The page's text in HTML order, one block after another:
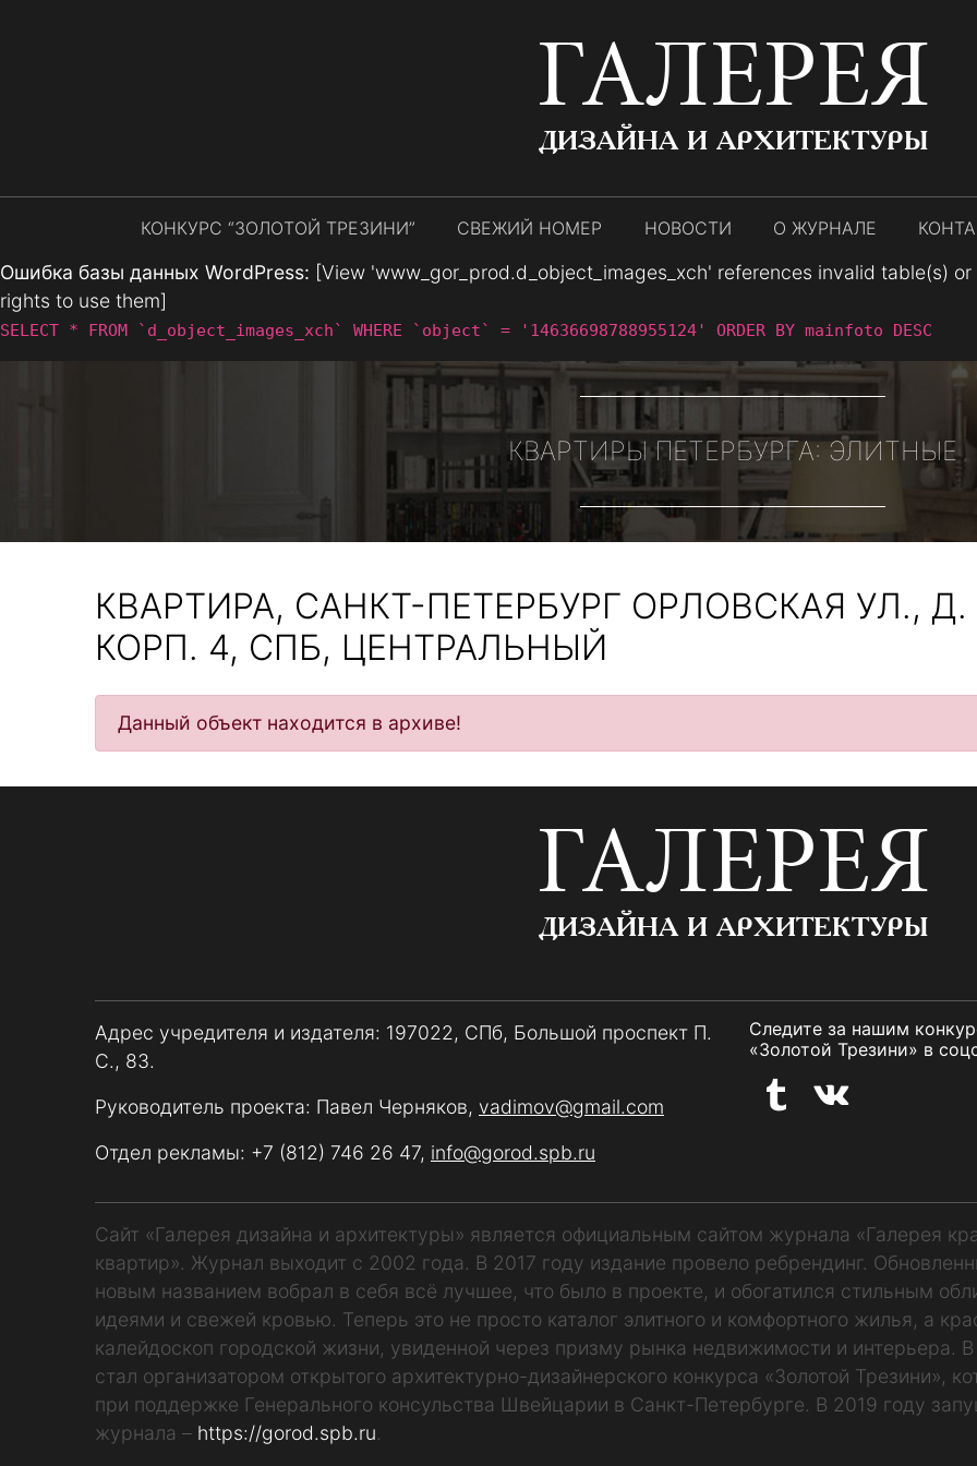
ГАЛЕРЕЯ
ДИЗАЙНА И АРХИТЕКТУРЫ
КОНКУРС “ЗОЛОТОЙ ТРЕЗИНИ” СВЕЖИЙ НОМЕР НОВОСТИ О ЖУРНАЛЕ
Ошибка базы данных WordPress: [View 'www_gor_prod.d_object_images_xch' references invalid table(s)
rights to use them]
SELECT * FROM `d_object_images_xch` WHERE `object` = '14636698788955124' ORDER BY mainfoto DESC
КВАРТИРЫ ПЕТЕРБУРГА: ЭЛИТНЫЕ
КВАРТИРА, САНКТ-ПЕТЕРБУРГ ОРЛОВСКАЯ УЛ., Д.
КОРП. 4, СПБ, ЦЕНТРАЛЬНЫЙ
Данный объект находится в архиве!
ГАЛЕРЕЯ
ДИЗАЙНА И АРХИТЕКТУРЫ
Адрес учредителя и издателя: 197022, СПб, Большой проспект П.
С., 83.
Руководитель проекта: Павел Черняков, vadimov@gmail.com
Отдел рекламы: +7 (812) 746 26 47, info@gorod.spb.ru
Следите за нашим
«Золотой Трезини» в
Сайт «Галерея дизайна и архитектуры» является официальным сайтом журнала «Галерея
квартир». Журнал выходит с 2002 года. В 2017 году издание провело ребрендинг.
новым названием вобрал в себя всё лучшее, что было в проекте, и обогатился стильным
идеями и свежей кровью. Теперь это не просто каталог элитного и комфортного жилья, а
калейдоскоп городской жизни, увиденной через призму рынка недвижимости и интерьера.
стал организатором открытого архитектурно-дизайнерского конкурса «Золотой Трезини»,
при поддержке Генерального консульства Швейцарии в Санкт-Петербурге. В 2019 году
журнала – https://gorod.spb.ru.